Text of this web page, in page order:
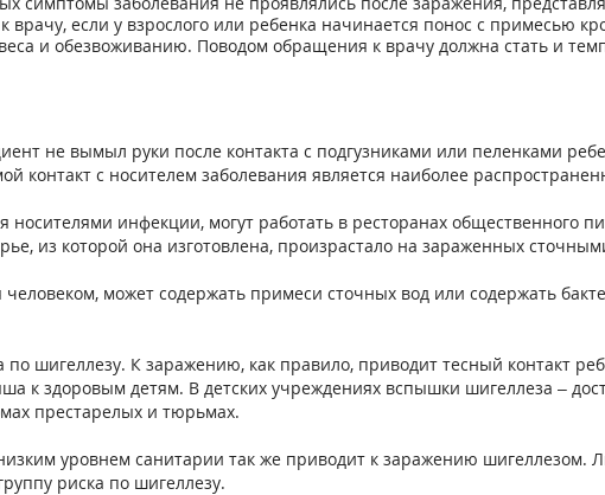
если у взрослого или ребенка начинается понос с примесью
и обезвоживанию. Поводом обращения к врачу должна стать и
не вымыл руки после контакта с подгузниками или пеленками
контакт с носителем заболевания является наиболее
инфекции, могут работать в ресторанах общественного
из которой она изготовлена, произрастало на зараженных
может содержать примеси сточных вод или содержать
по шигеллезу. К заражению, как правило, приводит тесный контакт
к здоровым детям. В детских учреждениях вспышки шигеллеза –
престарелых и тюрьмах.
уровнем санитарии так же приводит к заражению
риска по шигеллезу.